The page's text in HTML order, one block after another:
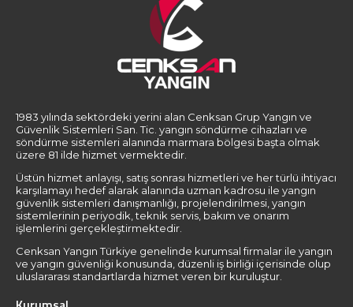
1983 yılında sektördeki yerini alan Cenksan Grup Yangın ve
Güvenlik Sistemleri San. Tic. yangın söndürme cihazları ve
söndürme sistemleri alanında marmara bölgesi başta olmak
üzere 81 ilde hizmet vermektedir.
Üstün hizmet anlayışı, satış sonrası hizmetleri ve her türlü ihtiyacı
karşılamayı hedef alarak alanında uzman kadrosu ile yangın
güvenlik sistemleri danışmanlığı, projelendirilmesi, yangın
sistemlerinin periyodik, teknik servis, bakım ve onarım
işlemlerini gerçekleştirmektedir.
Cenksan Yangın Türkiye genelinde kurumsal firmalar ile yangın
ve yangın güvenliği konusunda, düzenli iş birliği içerisinde olup
uluslararası standartlarda hizmet veren bir kuruluştur.